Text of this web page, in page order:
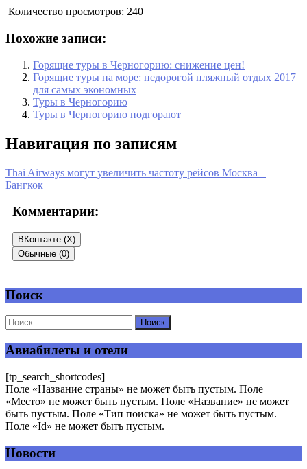
Количество просмотров: 240
Похожие записи:
Горящие туры в Черногорию: снижение цен!
Горящие туры на море: недорогой пляжный отдых 2017
для самых экономных
Туры в Черногорию
Туры в Черногорию подгорают
Навигация по записям
Thai Airways могут увеличить частоту рейсов Москва –
Бангкок
Комментарии:
ВКонтакте (X)
Обычные (0)
Добавить комментарий
Ваш адрес email не будет опубликован.
Поиск
Авиабилеты и отели
[tp_search_shortcodes]
Поле «Название страны» не может быть пустым. Поле
«Место» не может быть пустым. Поле «Название» не может
быть пустым. Поле «Тип поиска» не может быть пустым.
Поле «Id» не может быть пустым.
Новости